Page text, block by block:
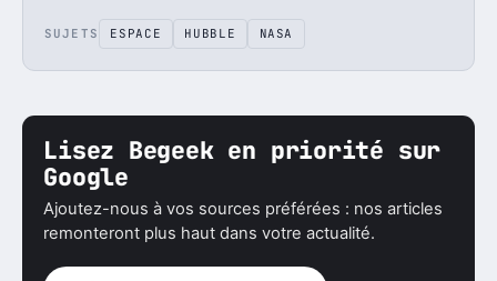
SUJETS ESPACE HUBBLE NASA
Lisez Begeek en priorité sur
Google
Ajoutez-nous à vos sources préférées : nos articles
remonteront plus haut dans votre actualité.